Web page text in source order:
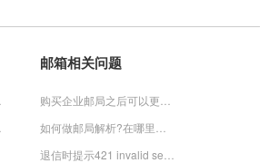
邮箱相关问题